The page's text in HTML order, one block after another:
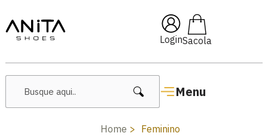
Login
Menu
🔥 Lançamentos Femininos
Home Feminino